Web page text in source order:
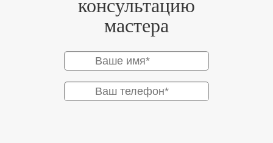
консультацию
мастера